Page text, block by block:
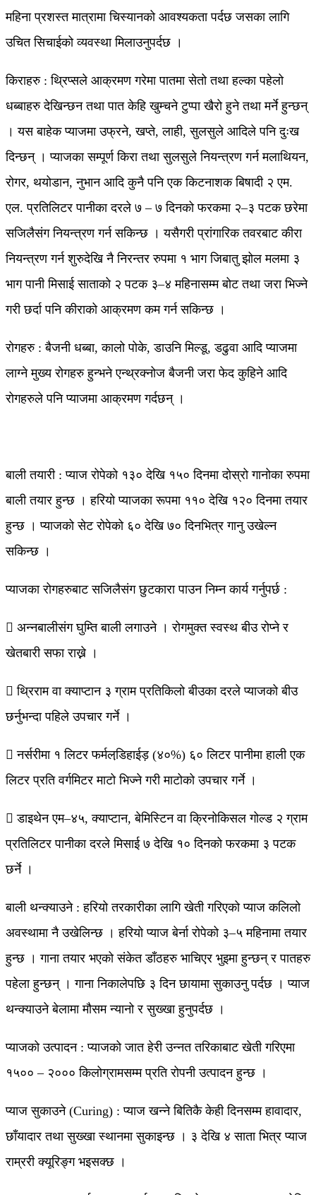
महिना प्रशस्त मात्रामा चिस्यानको आवश्यकता पर्दछ जसका लागि
उचित सिचाईको व्यवस्था मिलाउनुपर्दछ ।
किराहरु : थ्रिप्सले आक्रमण गरेमा पातमा सेतो तथा हल्का पहेलो
धब्बाहरु देखिन्छन तथा पात केहि खुम्चने टुप्पा खैरो हुने तथा मर्ने हुन्छन्
। यस बाहेक प्याजमा उफ्रने, खप्ते, लाही, सुलसुले आदिले पनि दुःख
दिन्छन् । प्याजका सम्पूर्ण किरा तथा सुलसुले नियन्त्रण गर्न मलाथियन,
रोगर, थयोडान, नुभान आदि कुनै पनि एक किटनाशक बिषादी २ एम.
एल. प्रतिलिटर पानीका दरले ७ – ७ दिनको फरकमा २–३ पटक छरेमा
सजिलैसंग नियन्त्रण गर्न सकिन्छ । यसैगरी प्रांगारिक तवरबाट कीरा
नियन्त्रण गर्न शुरुदेखि नै निरन्तर रुपमा १ भाग जिबातु झोल मलमा ३
भाग पानी मिसाई साताको २ पटक ३–४ महिनासम्म बोट तथा जरा भिज्ने
गरी छर्दा पनि कीराको आक्रमण कम गर्न सकिन्छ ।
रोगहरु : बैजनी धब्बा, कालो पोके, डाउनि मिल्डू, डढुवा आदि प्याजमा
लाग्ने मुख्य रोगहरु हुन्भने एन्थ्रक्नोज बैजनी जरा फेद कुहिने आदि
रोगहरुले पनि प्याजमा आक्रमण गर्दछन् ।
बाली तयारी : प्याज रोपेको १३० देखि १५० दिनमा दोस्रो गानोका रुपमा
बाली तयार हुन्छ । हरियो प्याजका रूपमा ११० देखि १२० दिनमा तयार
हुन्छ । प्याजको सेट रोपेको ६० देखि ७० दिनभित्र गानु उखेल्न
सकिन्छ ।
प्याजका रोगहरुबाट सजिलैसंग छुटकारा पाउन निम्न कार्य गर्नुपर्छ :
 अन्नबालीसंग घुम्ति बाली लगाउने । रोगमुक्त स्वस्थ बीउ रोप्ने र
खेतबारी सफा राख्ने ।
 थ्रिराम वा क्याप्टान ३ ग्राम प्रतिकिलो बीउका दरले प्याजको बीउ
छर्नुभन्दा पहिले उपचार गर्ने ।
 नर्सरीमा १ लिटर फर्मलडि़हाईड़ (४०%) ६० लिटर पानीमा हाली एक
लिटर प्रति वर्गमिटर माटो भिज्ने गरी माटोको उपचार गर्ने ।
 डाइथेन एम–४५, क्याप्टान, बेमिस्टिन वा क्रिनोकिसल गोल्ड २ ग्राम
प्रतिलिटर पानीका दरले मिसाई ७ देखि १० दिनको फरकमा ३ पटक
छर्ने ।
बाली थन्क्याउने : हरियो तरकारीका लागि खेती गरिएको प्याज कलिलो
अवस्थामा नै उखेलिन्छ । हरियो प्याज बेर्ना रोपेको ३–५ महिनामा तयार
हुन्छ । गाना तयार भएको संकेत डाँठहरु भाचिएर भुइमा हुन्छन् र पातहरु
पहेला हुन्छन् । गाना निकालेपछि ३ दिन छायामा सुकाउनु पर्दछ । प्याज
थन्क्याउने बेलामा मौसम न्यानो र सुख्खा हुनुपर्दछ ।
प्याजको उत्पादन : प्याजको जात हेरी उन्नत तरिकाबाट खेती गरिएमा
१५०० – २००० किलोग्रामसम्म प्रति रोपनी उत्पादन हुन्छ ।
प्याज सुकाउने (Curing) : प्याज खन्ने बितिकै केही दिनसम्म हावादार,
छाँयादार तथा सुख्खा स्थानमा सुकाइन्छ । ३ देखि ४ साता भित्र प्याज
राम्ररी क्यूरिङ्ग भइसक्छ ।